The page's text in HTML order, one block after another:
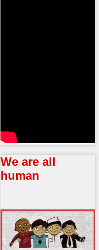
We are all
human